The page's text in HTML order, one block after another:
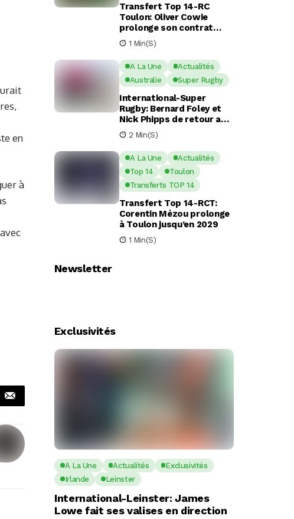
en
à
Transfert Top 14-RC
Toulon: Oliver Cowie
prolonge son contrat
avec le RCT jusqu’en 2029
1 Min(s)
A La Une
Actualités
Australie
Super Rugby
International-Super
Rugby: Bernard Foley et
Nick Phipps de retour aux
Waratahs
2 Min(s)
A La Une
Actualités
Top 14
Toulon
Transferts TOP 14
Transfert Top 14-RCT:
Corentin Mézou prolonge
à Toulon jusqu’en 2029
1 Min(s)
Newsletter
Exclusivités
A La Une Actualités
Exclusivités
Irlande
Leinster
International-Leinster: James
Lowe fait ses valises en direction